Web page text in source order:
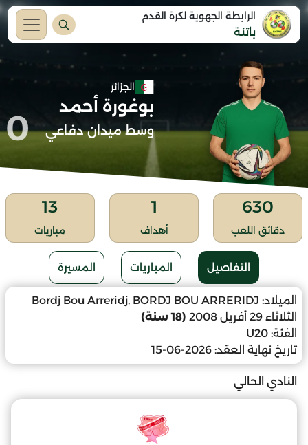
الرابطة الجهوية لكرة القدم
باتنة
الجزائر
بوغورة أحمد
وسط ميدان دفاعي 0
630
دقائق اللعب
1
أهداف
13
مباريات
التفاصيل المباريات المسيرة
الميلاد: Bordj Bou Arreridj, BORDJ BOU ARRERIDJ
الثلاثاء 29 أفريل 2008
(18 سنة)
الفئة: U20
تاريخ نهاية العقد: 2026-06-15
النادي الحالي